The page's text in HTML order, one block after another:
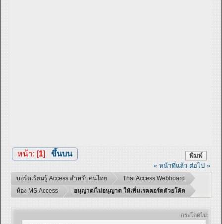
พิมพ์
หน้า: [1] ขึ้นบน
« หน้าที่แล้ว ต่อไป »
บอร์ดเรียนรู้ Access สำหรับคนไทย
Thai Access Webboard
ห้อง MS Access
อนุญาต/ไม่อนุญาต ให้เพิ่มเรคคอร์ดด้วยโค้ด
กระโดดไป: